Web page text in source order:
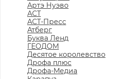
Артэ Нуэво
АСТ
АСТ-Пресс
Атберг
Буква Ленд
ГЕОДОМ
Десятое королевство
Дрофа плюс
Дрофа-Медиа